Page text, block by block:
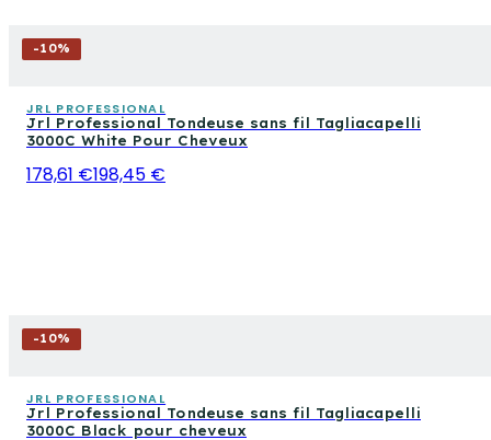
-10%
JRL PROFESSIONAL
Jrl Professional Tondeuse sans fil Tagliacapelli
3000C White Pour Cheveux
178,61 €198,45 €
-10%
JRL PROFESSIONAL
Jrl Professional Tondeuse sans fil Tagliacapelli
3000C Black pour cheveux